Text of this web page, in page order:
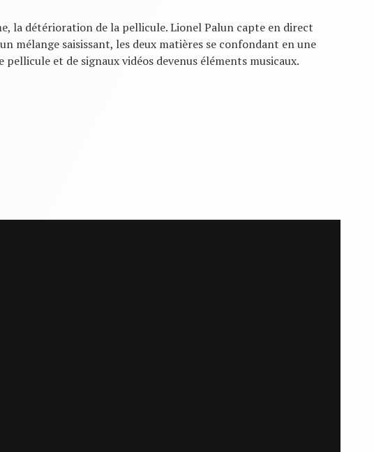
la détérioration de la pellicule. Lionel Palun capte en direct
mélange saisissant, les deux matières se confondant en une
et de signaux vidéos devenus éléments musicaux.